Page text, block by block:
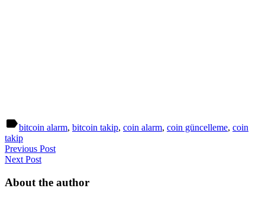
labelbitcoin alarm, bitcoin takip, coin alarm, coin güncelleme, coin
takip
Previous Post
Next Post
About the author